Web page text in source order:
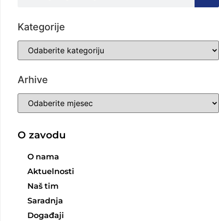
Kategorije
Arhive
O zavodu
O nama
Aktuelnosti
Naš tim
Saradnja
Događaji